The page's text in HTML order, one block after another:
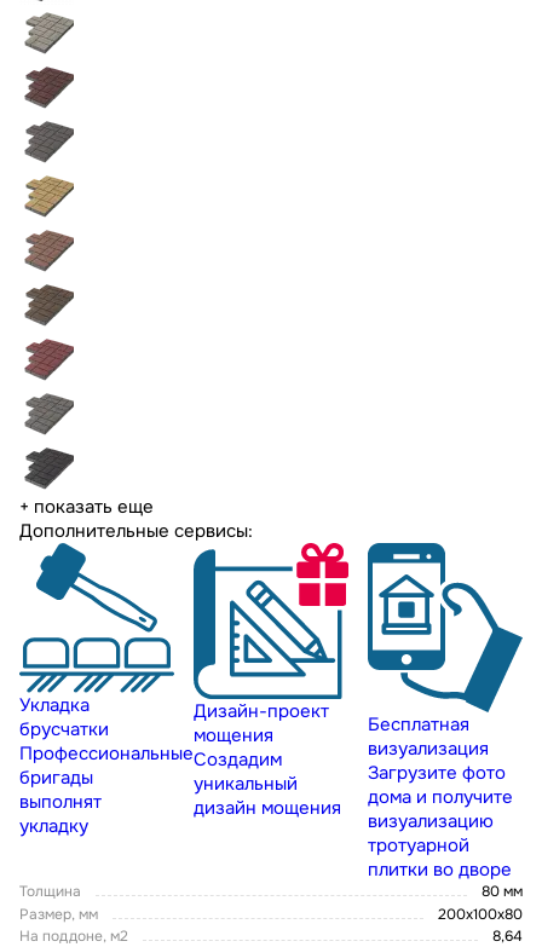
+ показать еще
Дополнительные сервисы:
Укладка
брусчатки
Профессиональные
бригады
выполнят
укладку
Дизайн-проект
мощения
Создадим
уникальный
дизайн мощения
Бесплатная
визуализация
Загрузите фото
дома и получите
визуализацию
тротуарной
плитки во дворе
Толщина
80 мм
Размер, мм
200х100х80
На поддоне, м2
8,64